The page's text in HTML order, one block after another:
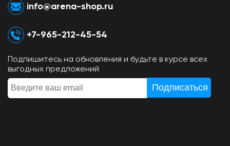
info@arena-shop.ru
+7-965-212-45-54
Подпишитесь на обновления и будьте в курсе всех
выгодных предложений